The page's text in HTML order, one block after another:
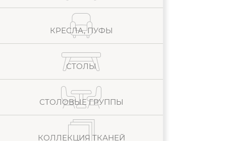
КРЕСЛА, ПУФЫ
СТОЛЫ
СТОЛОВЫЕ ГРУППЫ
КОЛЛЕКЦИЯ ТКАНЕЙ